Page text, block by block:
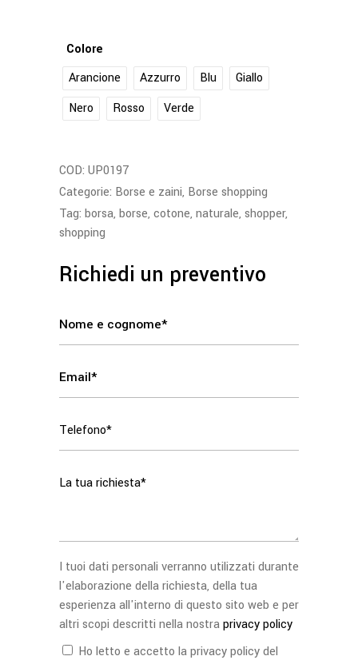
Colore
Arancione
Azzurro Blu
Giallo
Nero
Rosso Verde
COD: UP0197
Categorie: Borse e zaini, Borse shopping
Tag: borsa, borse, cotone, naturale, shopper,
shopping
Richiedi un preventivo
I tuoi dati personali verranno utilizzati durante
l'elaborazione della richiesta, della tua
esperienza all'interno di questo sito web e per
altri scopi descritti nella nostraprivacy policy
Ho letto e accetto la privacy policy del